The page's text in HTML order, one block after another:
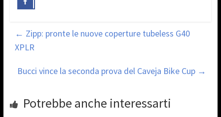
← Zipp: pronte le nuove coperture tubeless G40
XPLR
Bucci vince la seconda prova del Caveja Bike Cup →
Potrebbe anche interessarti